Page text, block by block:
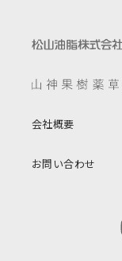
会社概要
お問い合わせ